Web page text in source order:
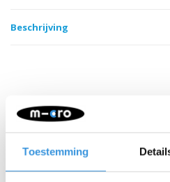
Toestemming
Beschrijving
Iets extra's erbij?